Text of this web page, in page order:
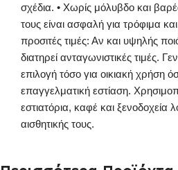
σχέδια. • Χωρίς μόλυβδο και
τους είναι ασφαλή για τρόφιμα
προσιτές τιμές: Αν και υψηλής
διατηρεί ανταγωνιστικές τιμές.
επιλογή τόσο για οικιακή χρήση
επαγγελματική εστίαση.
εστιατόρια, καφέ και ξενοδοχεία
αισθητικής τους.